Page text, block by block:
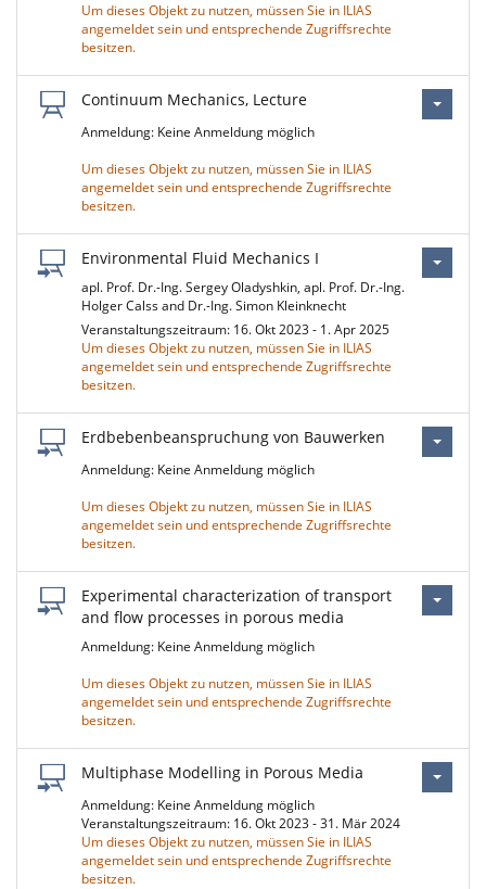
Um dieses Objekt zu nutzen, müssen Sie in ILIAS
angemeldet sein und entsprechende Zugriffsrechte
besitzen.
Continuum Mechanics, Lecture
Anmeldung: Keine Anmeldung möglich
Um dieses Objekt zu nutzen, müssen Sie in ILIAS
angemeldet sein und entsprechende Zugriffsrechte
besitzen.
Environmental Fluid Mechanics I
apl. Prof. Dr.-Ing. Sergey Oladyshkin, apl. Prof. Dr.-Ing.
Holger Calss and Dr.-Ing. Simon Kleinknecht
Veranstaltungszeitraum: 16. Okt 2023 - 1. Apr 2025
Um dieses Objekt zu nutzen, müssen Sie in ILIAS
angemeldet sein und entsprechende Zugriffsrechte
besitzen.
Erdbebenbeanspruchung von Bauwerken
Anmeldung: Keine Anmeldung möglich
Um dieses Objekt zu nutzen, müssen Sie in ILIAS
angemeldet sein und entsprechende Zugriffsrechte
besitzen.
Experimental characterization of transport
and flow processes in porous media
Anmeldung: Keine Anmeldung möglich
Um dieses Objekt zu nutzen, müssen Sie in ILIAS
angemeldet sein und entsprechende Zugriffsrechte
besitzen.
Multiphase Modelling in Porous Media
Anmeldung: Keine Anmeldung möglich
Veranstaltungszeitraum: 16. Okt 2023 - 31. Mär 2024
Um dieses Objekt zu nutzen, müssen Sie in ILIAS
angemeldet sein und entsprechende Zugriffsrechte
besitzen.